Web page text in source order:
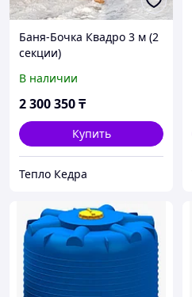
Баня-Бочка Квадро 3 м (2
секции)
В наличии
2 300 350₸
Купить
Тепло Кедра